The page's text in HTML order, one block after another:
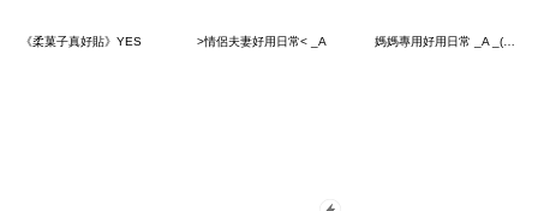
《柔菓子真好貼》YES >情侶夫妻好用日常< _A 媽媽專用好用日常 _A _(1-40)